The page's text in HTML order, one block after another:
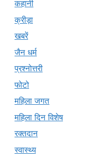
कहानी
क्रीड़ा
खबरें
जैन धर्म
प्रश्नोत्तरी
फोटो
महिला जगत
महिला दिन विशेष
रक्तदान
स्वास्थ्य